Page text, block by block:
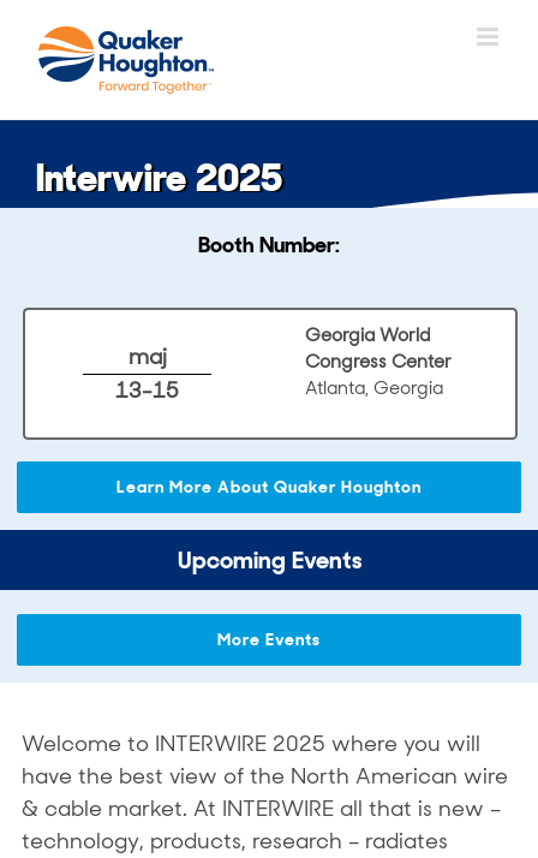
content
Interwire 2025
Welcome to INTERWIRE 2025 where you will
have the best view of the North American wire
& cable market. At INTERWIRE all that is new –
technology, products, research – radiates
Booth Number:
maj
13-15
Georgia World
Congress Center
Atlanta, Georgia
Learn More About Quaker Houghton
Upcoming Events
More Events